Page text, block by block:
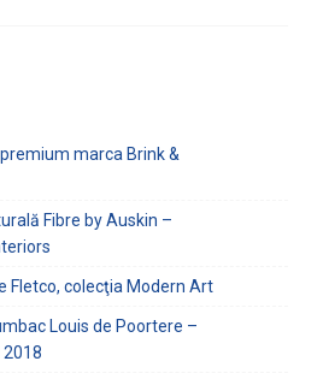
marca Brink &
Fibre by Auskin –
Fletco, colecţia Modern Art
Louis de Poortere –
2018